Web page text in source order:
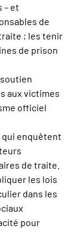
– et
de
; les tenir
de prison
aux victimes
officiel
enquêtent
de traite.
les lois
dans les
pour